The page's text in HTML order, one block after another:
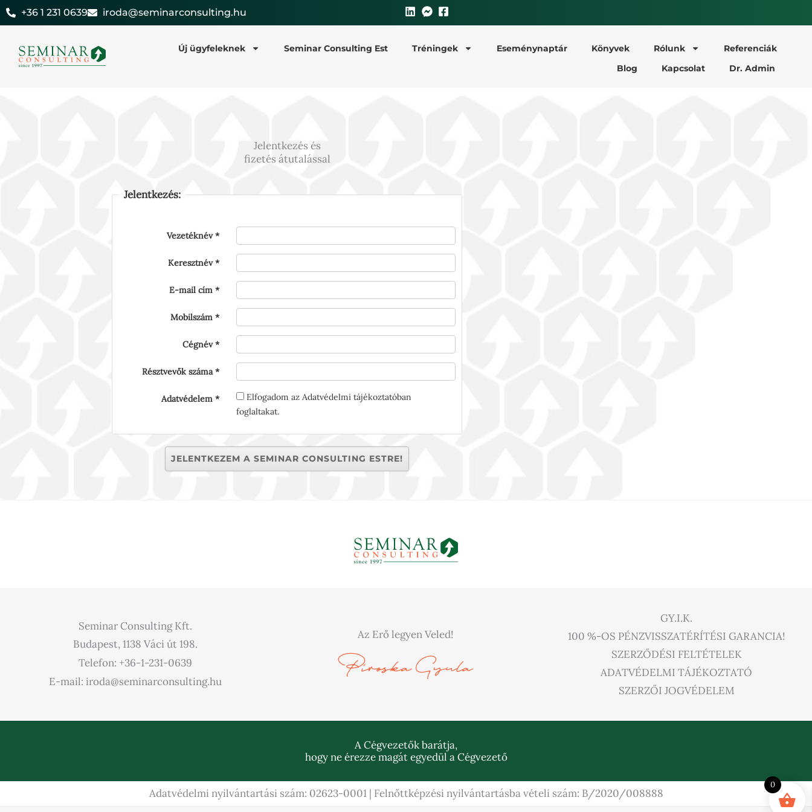
Skip
to
+36 1 231 0639 iroda@seminarconsulting.hu
Új ügyfeleknek Seminar Consulting Est Tréningek Eseménynaptár Könyvek Rólunk
Referenciák
Blog
Kapcsolat Dr. Admin
Jelentkezés és
fizetés átutalással
Jelentkezés:
Vezetéknév
Keresztnév
E-mail cím
Mobilszám
Cégnév
Résztvevők száma
Adatvédelem
Elfogadom az Adatvédelmi tájékoztatóban
foglaltakat.
Seminar Consulting Kft.
Budapest, 1138 Váci út 198.
Telefon: +36-1-231-0639
E-mail: iroda@seminarconsulting.hu
Az Erő legyen Veled!
GY.I.K.
100 %-OS PÉNZVISSZATÉRÍTÉSI GARANCIA!
SZERZŐDÉSI FELTÉTELEK
ADATVÉDELMI TÁJÉKOZTATÓ
SZERZŐI JOGVÉDELEM
A Cégvezetők barátja,
hogy ne érezze magát egyedül a Cégvezető
Adatvédelmi nyilvántartási szám: 02623-0001 | Felnőttképzési nyilvántartásba vételi szám: B/2020/008888
0